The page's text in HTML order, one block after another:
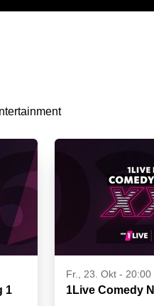
- Tag 1
Fr., 23. Okt - 20:00